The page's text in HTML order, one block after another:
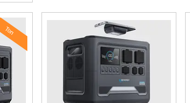
Топ
240094090